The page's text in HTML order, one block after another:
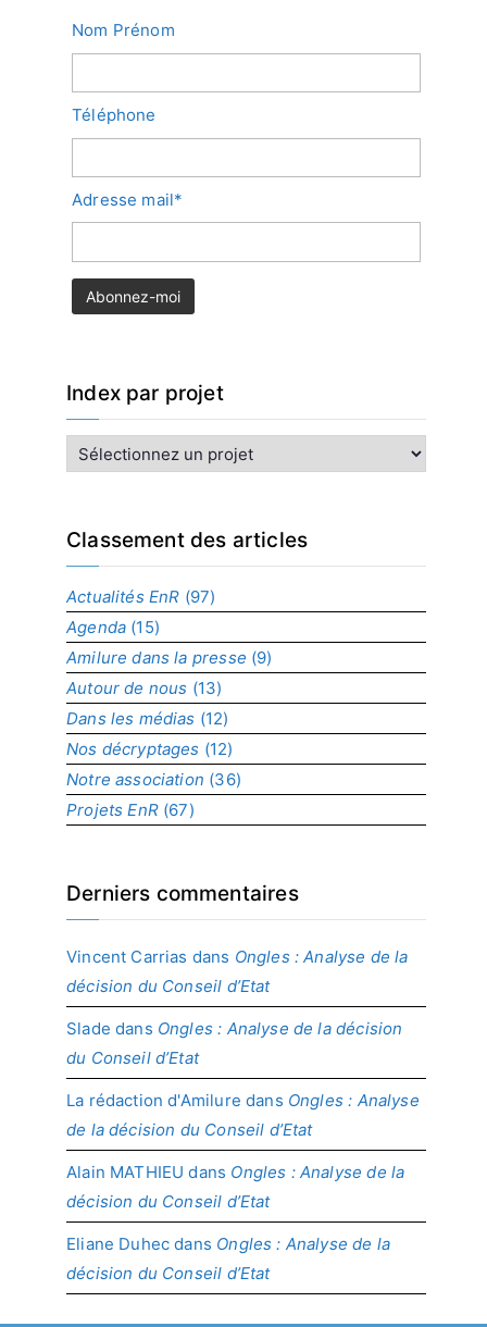
Nom Prénom
Téléphone
Adresse mail*
Index par projet
n
x
r
p
r
o
j
e
t
Classement des articles
Actualités EnR (97)
Agenda (15)
Amilure dans la presse (9)
Autour de nous (13)
Dans les médias (12)
Nos décryptages (12)
Notre association (36)
Projets EnR(67)
Derniers commentaires
Vincent Carrias dans Ongles : Analyse de la
décision du Conseil d’Etat
Slade dans Ongles : Analyse de la décision
du Conseil d’Etat
La rédaction d'Amilure dans Ongles : Analyse
de la décision du Conseil d’Etat
Alain MATHIEU dans Ongles : Analyse de la
décision du Conseil d’Etat
Eliane Duhec dans Ongles : Analyse de la
décision du Conseil d’Etat